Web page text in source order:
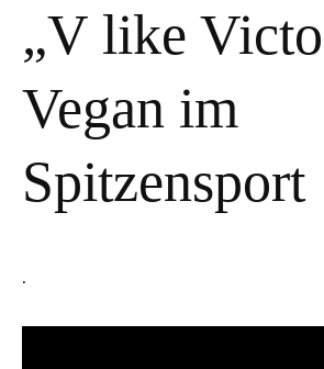
„V like
Vegan im
Spitzensport
.